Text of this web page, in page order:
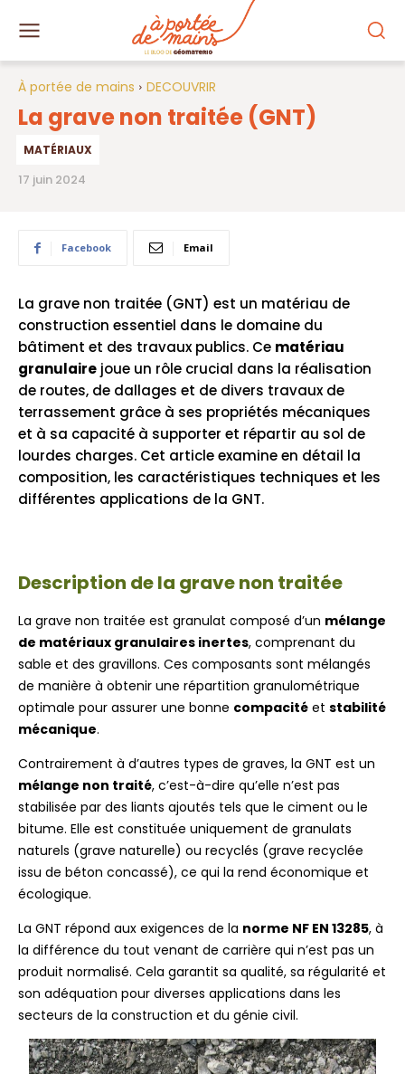
À portée de mains DECOUVRIR
La grave non traitée (GNT)
MATÉRIAUX
17 juin 2024
Facebook Email
La grave non traitée (GNT) est un matériau de
construction essentiel dans le domaine du
bâtiment et des travaux publics. Ce matériau
granulaire joue un rôle crucial dans la réalisation
de routes, de dallages et de divers travaux de
terrassement grâce à ses propriétés mécaniques
et à sa capacité à supporter et répartir au sol de
lourdes charges. Cet article examine en détail la
composition, les caractéristiques techniques et les
différentes applications de la GNT.
Description de la grave non traitée
La grave non traitée est granulat composé d’un mélange
de matériaux granulaires inertes, comprenant du
sable et des gravillons. Ces composants sont mélangés
de manière à obtenir une répartition granulométrique
optimale pour assurer une bonne compacité et stabilité
mécanique.
Contrairement à d’autres types de graves, la GNT est un
mélange non traité, c’est-à-dire qu’elle n’est pas
stabilisée par des liants ajoutés tels que le ciment ou le
bitume. Elle est constituée uniquement de granulats
naturels (grave naturelle) ou recyclés (grave recyclée
issu de béton concassé), ce qui la rend économique et
écologique.
La GNT répond aux exigences de la norme NF EN 13285, à
la différence du tout venant de carrière qui n’est pas un
produit normalisé. Cela garantit sa qualité, sa régularité et
son adéquation pour diverses applications dans les
secteurs de la construction et du génie civil.